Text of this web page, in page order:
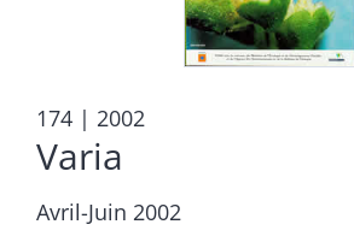
174 | 2002
Varia
Avril-Juin 2002